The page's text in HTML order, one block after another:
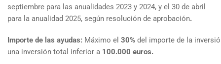
septiembre para las anualidades 2023 y 2024, y el 30 de abril
para la anualidad 2025, según resolución de aprobación.
Importe de las ayudas: Máximo el 30% del importe de la
una inversión total inferior a 100.000 euros.